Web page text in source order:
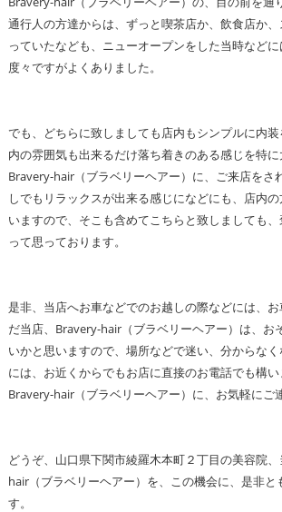
通行人の方達からは、ずっと喫茶店か、飲食店か
っていたなども、ニューオープンをした当時など
度々ですがよくありました。
でも、どちらに致しましても店内もシンプルに内
内の雰囲気も出来るだけ落ち着きのある感じを特に
Bravery-hair（ブラベリーヘアー）に、ご来店をさ
しでもリラックスが出来る感じになどにも、店内
いますので、そこも含めてこちらと致しましても
って思っております。
是非、当店へお車などでのお越しの際などには、
だ当店、Bravery-hair（ブラベリーヘアー）は、お
いかと思いますので、場所などで迷い、分からな
には、お近くからでもお店に直接のお電話でも構い
Bravery-hair（ブラベリーヘアー）に、お気軽にご
どうぞ、山口県下関市綾羅木本町２丁目の美容院
hair（ブラベリーヘアー）を、この機会に、是非と
す。